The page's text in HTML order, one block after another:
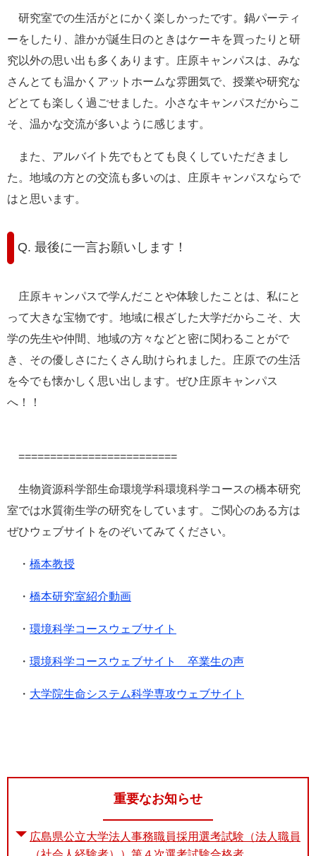
研究室での生活がとにかく楽しかったです。鍋パーティ
ーをしたり、誰かが誕生日のときはケーキを買ったりと研
究以外の思い出も多くあります。庄原キャンパスは、みな
さんとても温かくアットホームな雰囲気で、授業や研究な
どとても楽しく過ごせました。小さなキャンパスだからこ
そ、温かな交流が多いように感じます。
また、アルバイト先でもとても良くしていただきまし
た。地域の方との交流も多いのは、庄原キャンパスならで
はと思います。
Q. 最後に一言お願いします！
庄原キャンパスで学んだことや体験したことは、私にと
って大きな宝物です。地域に根ざした大学だからこそ、大
学の先生や仲間、地域の方々などと密に関わることがで
き、その優しさにたくさん助けられました。庄原での生活
を今でも懐かしく思い出します。ぜひ庄原キャンパス
へ！！
=========================
生物資源科学部生命環境学科環境科学コースの橋本研究
室では水質衛生学の研究をしています。ご関心のある方は
ぜひウェブサイトをのぞいてみてください。
・ 橋本教授
・ 橋本研究室紹介動画
・ 環境科学コースウェブサイト
・ 環境科学コースウェブサイト 卒業生の声
・ 大学院生命システム科学専攻ウェブサイト
重要なお知らせ
広島県公立大学法人事務職員採用選考試験（法人職員